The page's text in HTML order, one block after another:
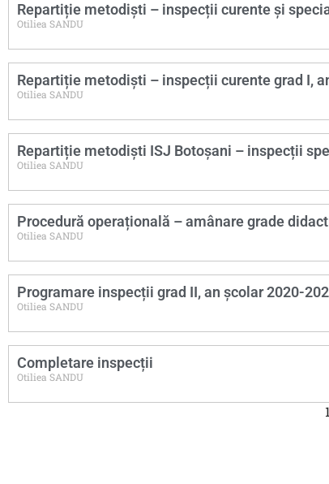
Repartiție metodiști – inspecții curente și
Otiliea SANDU
Repartiție metodiști – inspecții curente grad I,
Otiliea SANDU
Repartiție metodiști ISJ Botoșani – inspecții
Otiliea SANDU
Procedură operațională – amânare grade
Otiliea SANDU
Programare inspecții grad II, an școlar 2020-
Otiliea SANDU
Completare inspecții
Otiliea SANDU
1